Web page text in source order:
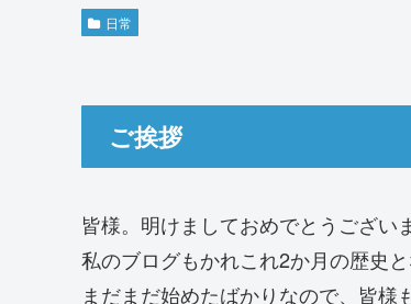
日常
ご挨拶
皆様。明けましておめでとうござい
私のブログもかれこれ2か月の歴史と
まだまだ始めたばかりなので、皆様